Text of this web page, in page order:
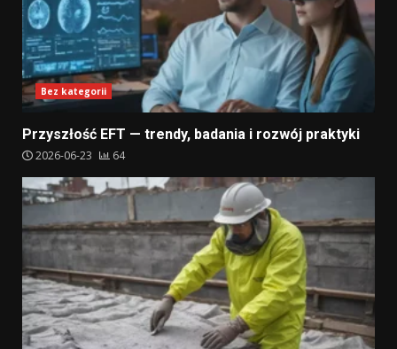
Bez kategorii
Przyszłość EFT — trendy, badania i rozwój praktyki
2026-06-23 64